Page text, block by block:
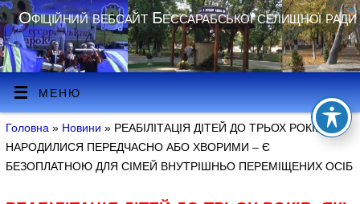
Офіційний вебсайт Бессарабської селищної ради
МЕНЮ
Головна » Новини » РЕАБІЛІТАЦІЯ ДІТЕЙ ДО ТРЬОХ РОКІВ, ЯКІ
НАРОДИЛИСЯ ПЕРЕДЧАСНО АБО ХВОРИМИ – Є
БЕЗОПЛАТНОЮ ДЛЯ СІМЕЙ ВНУТРІШНЬО ПЕРЕМІЩЕНИХ ОСІБ